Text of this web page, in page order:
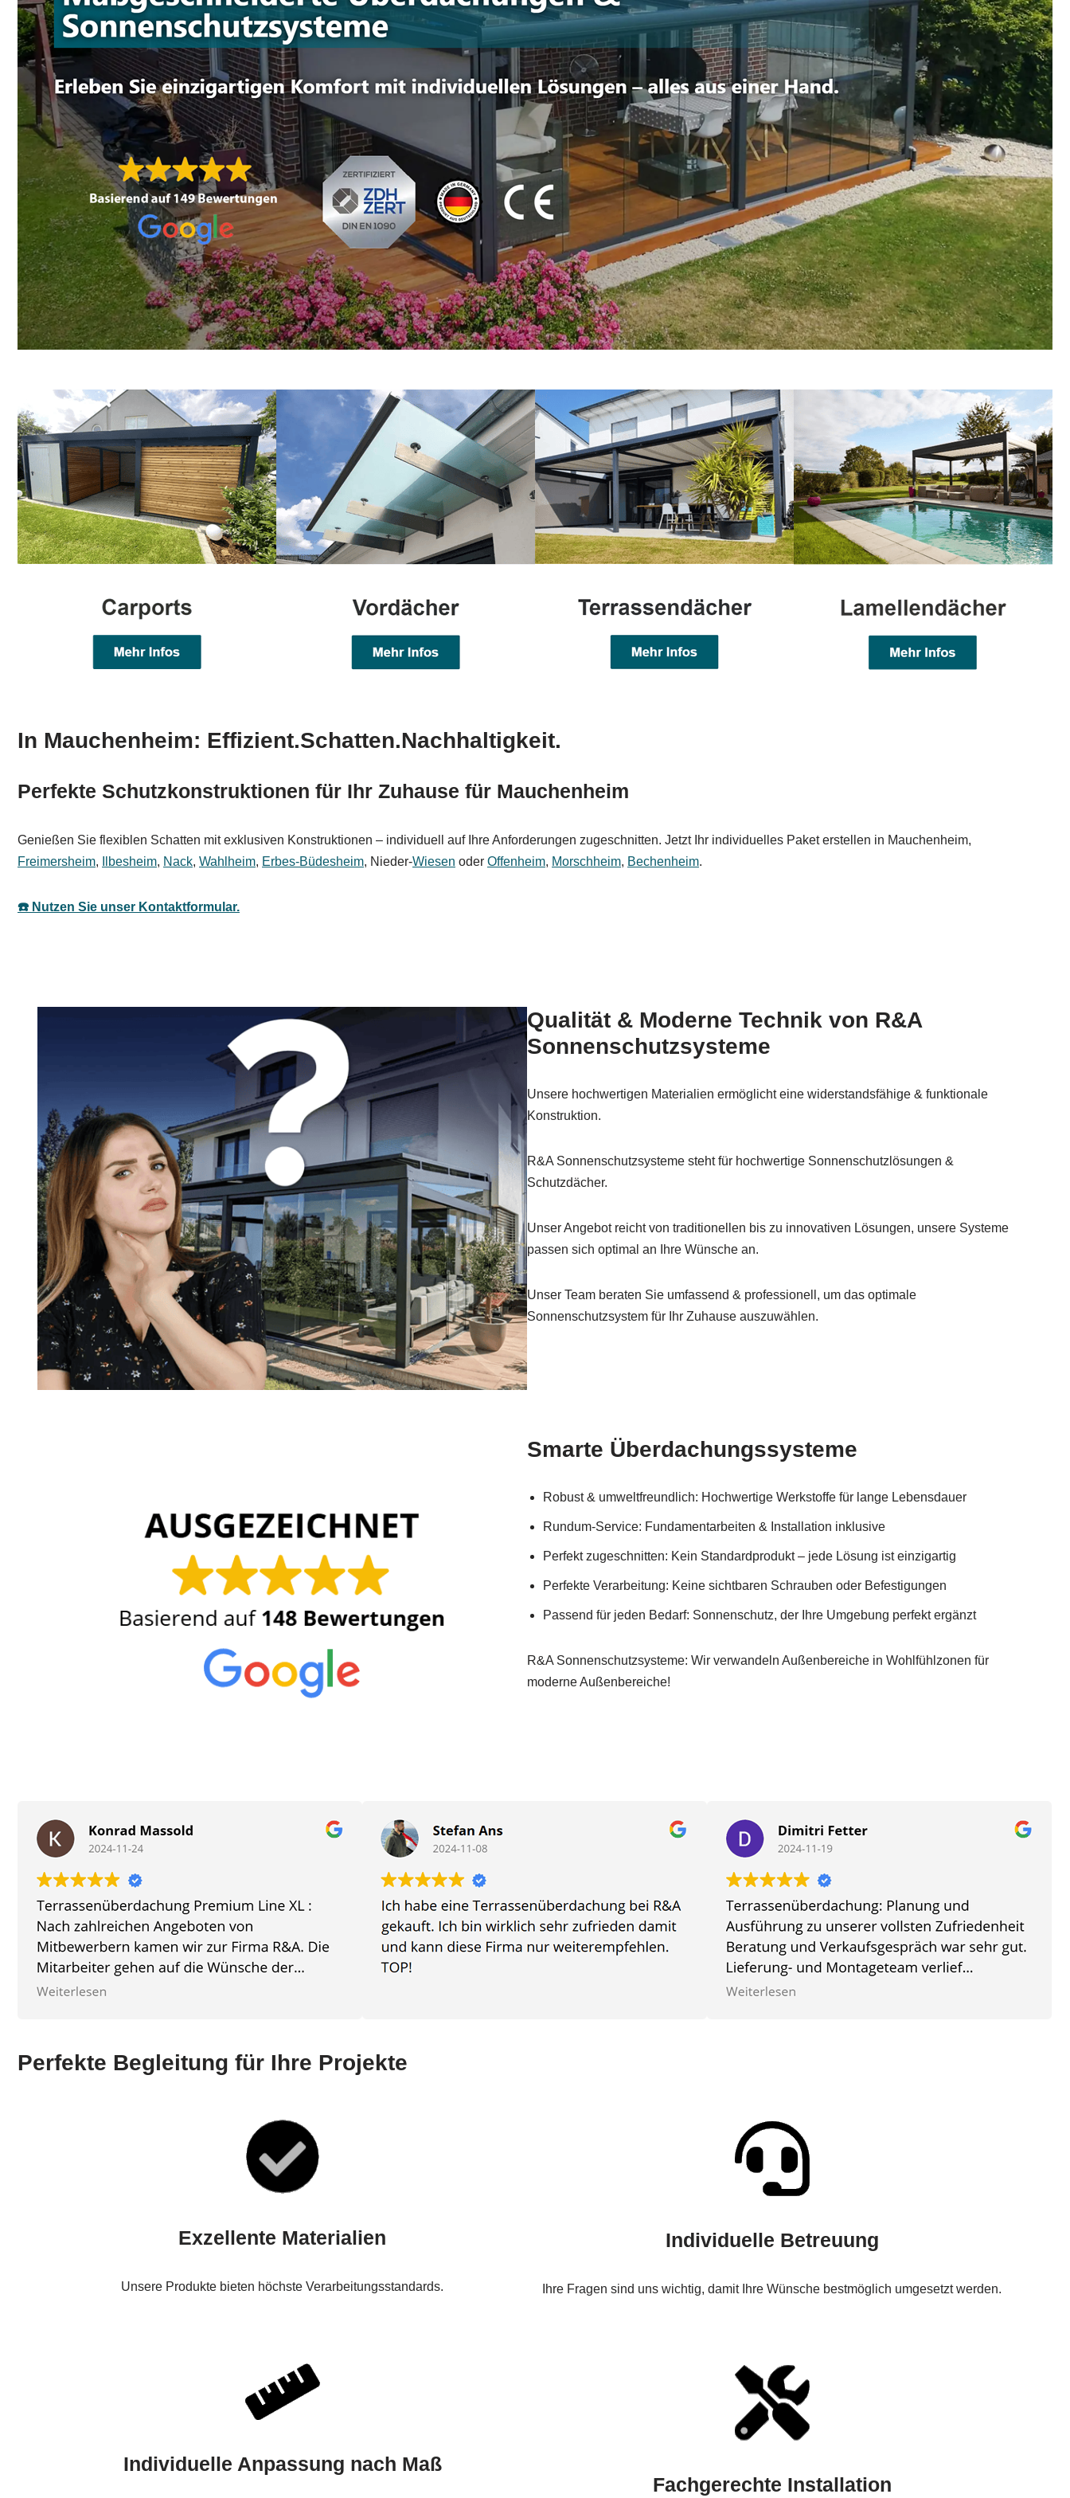
In Mauchenheim: Effizient.Schatten.Nachhaltigkeit.
Perfekte Schutzkonstruktionen für Ihr Zuhause für Mauchenheim
Genießen Sie flexiblen Schatten mit exklusiven Konstruktionen – individuell auf Ihre Anforderungen zugeschnitten. Jetzt Ihr individuelles Paket erstellen in Mauchenheim,
Freimersheim, Ilbesheim, Nack, Wahlheim, Erbes-Büdesheim, Nieder-Wiesen oder Offenheim, Morschheim, Bechenheim.
☎️ Nutzen Sie unser Kontaktformular.
Qualität & Moderne Technik von R&A
Sonnenschutzsysteme
Unsere hochwertigen Materialien ermöglicht eine widerstandsfähige & funktionale
Konstruktion.
R&A Sonnenschutzsysteme steht für hochwertige Sonnenschutzlösungen &
Schutzdächer.
Unser Angebot reicht von traditionellen bis zu innovativen Lösungen, unsere Systeme
passen sich optimal an Ihre Wünsche an.
Unser Team beraten Sie umfassend & professionell, um das optimale
Sonnenschutzsystem für Ihr Zuhause auszuwählen.
Smarte Überdachungssysteme
Robust & umweltfreundlich: Hochwertige Werkstoffe für lange Lebensdauer
Rundum-Service: Fundamentarbeiten & Installation inklusive
Perfekt zugeschnitten: Kein Standardprodukt – jede Lösung ist einzigartig
Perfekte Verarbeitung: Keine sichtbaren Schrauben oder Befestigungen
Passend für jeden Bedarf: Sonnenschutz, der Ihre Umgebung perfekt ergänzt
R&A Sonnenschutzsysteme: Wir verwandeln Außenbereiche in Wohlfühlzonen für
moderne Außenbereiche!
Perfekte Begleitung für Ihre Projekte
Exzellente Materialien
Unsere Produkte bieten höchste Verarbeitungsstandards.
Individuelle Betreuung
Ihre Fragen sind uns wichtig, damit Ihre Wünsche bestmöglich umgesetzt werden.
Individuelle Anpassung nach Maß
Fachgerechte Installation